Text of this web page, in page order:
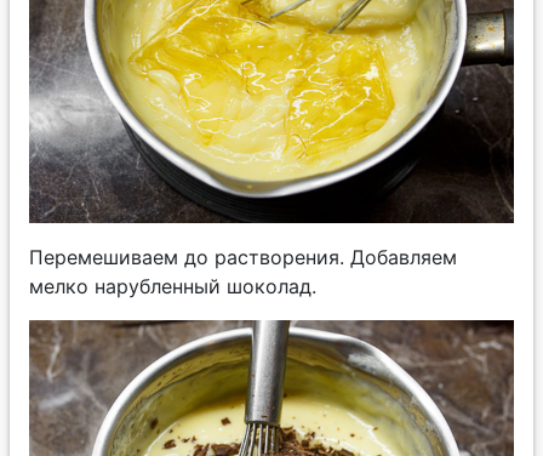
Перемешиваем до растворения. Добавляем
мелко нарубленный шоколад.